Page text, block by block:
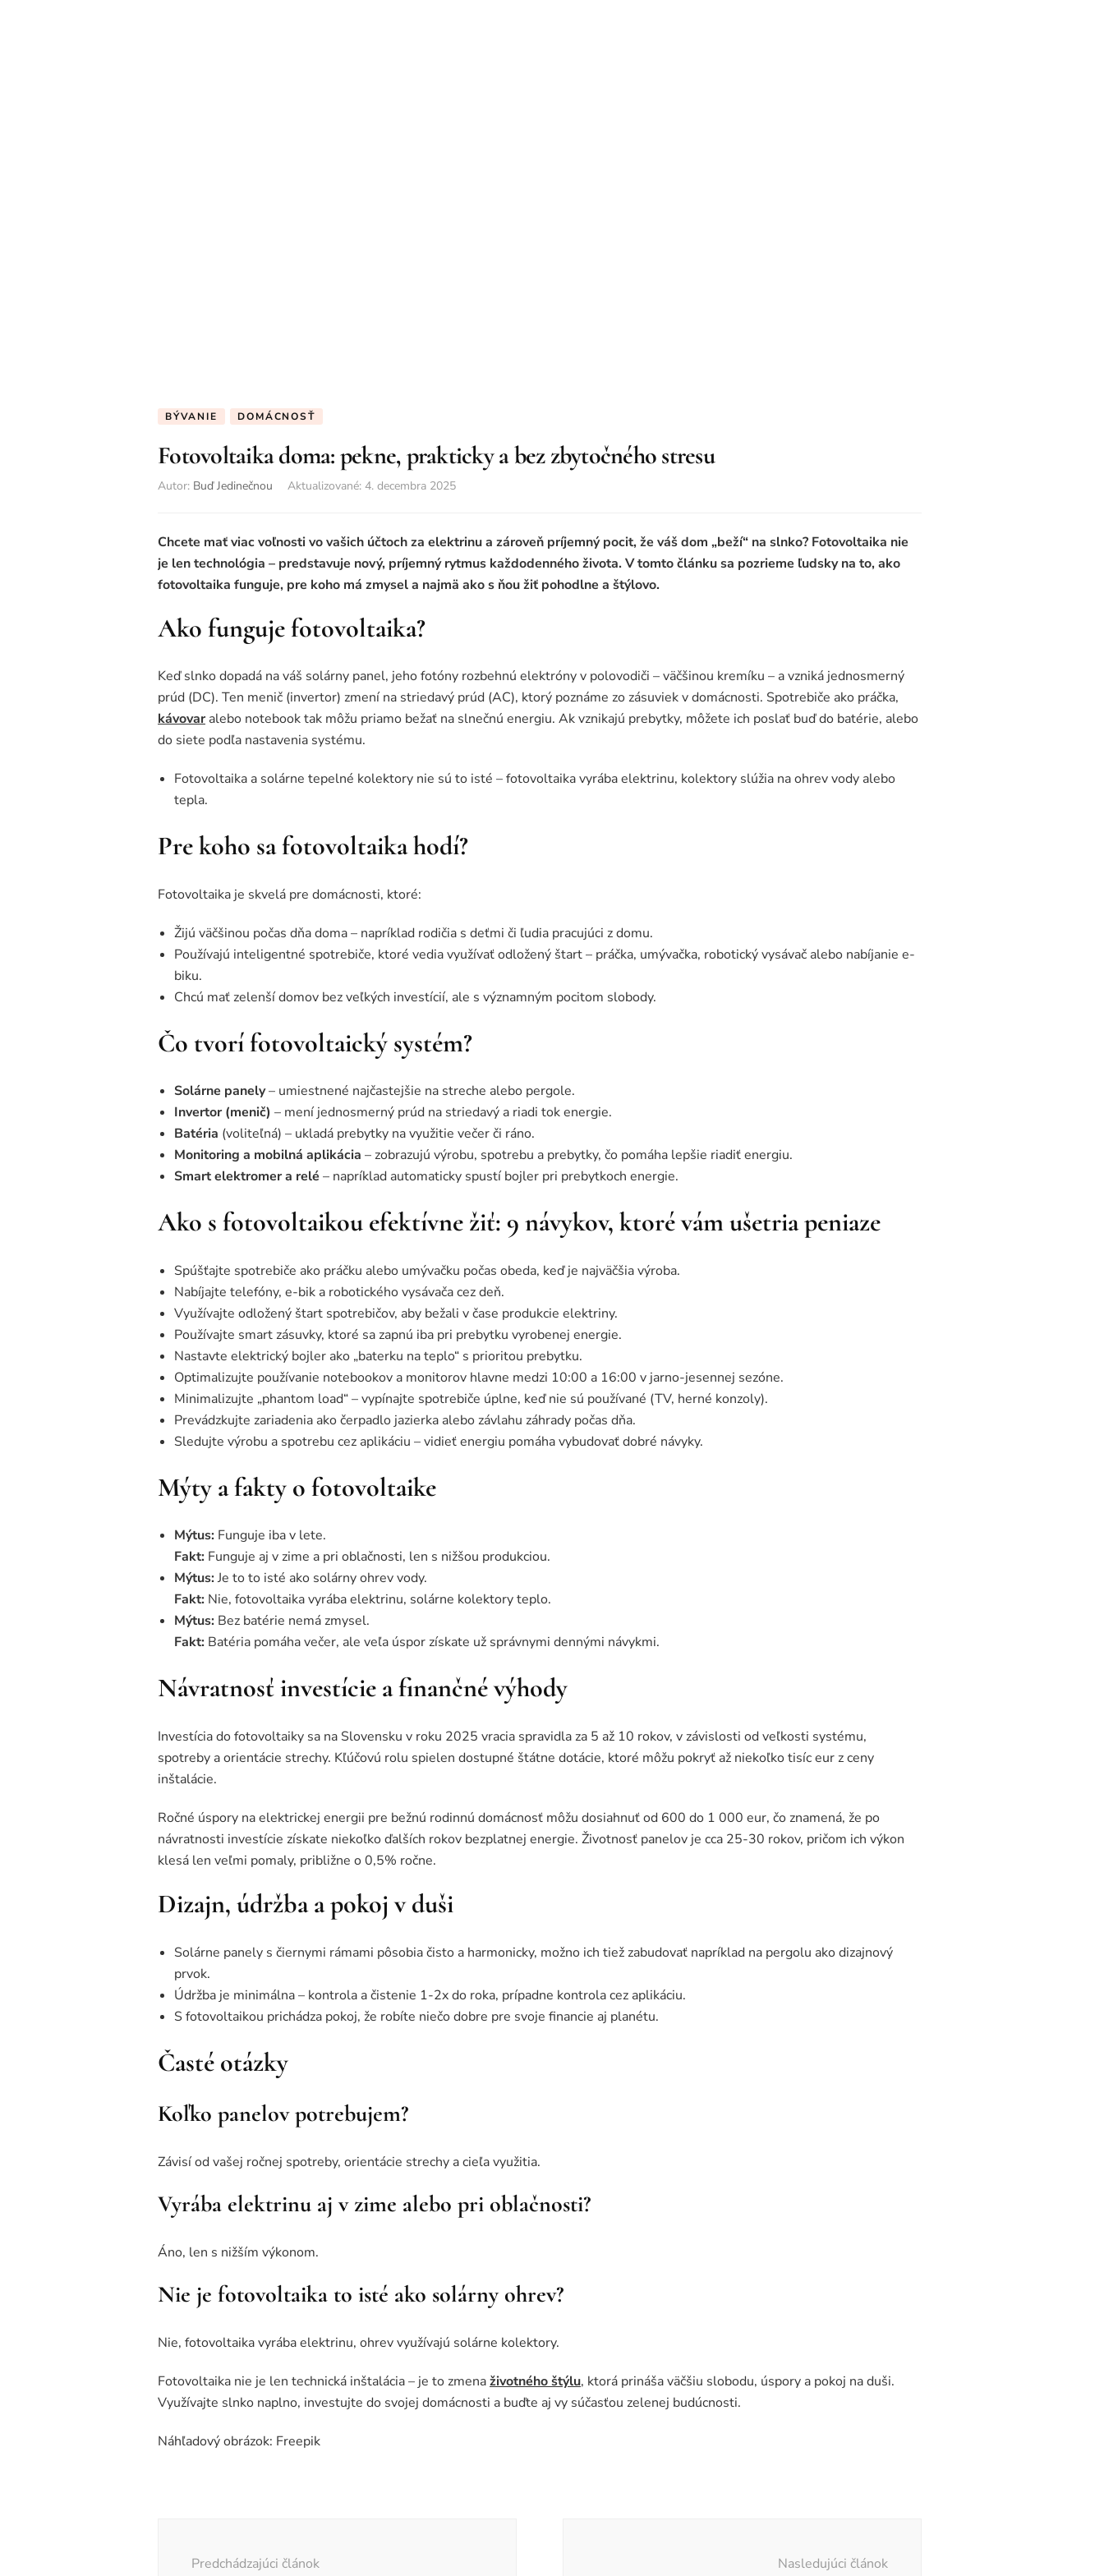
BÝVANIE DOMÁCNOSŤ
Fotovoltaika doma: pekne, prakticky a bez zbytočného stresu
Autor: Buď Jedinečnou Aktualizované: 4. decembra 2025
Chcete mať viac voľnosti vo vašich účtoch za elektrinu a zároveň príjemný pocit, že váš dom „beží“ na slnko? Fotovoltaika nie
je len technológia – predstavuje nový, príjemný rytmus každodenného života. V tomto článku sa pozrieme ľudsky na to, ako
fotovoltaika funguje, pre koho má zmysel a najmä ako s ňou žiť pohodlne a štýlovo.
Ako funguje fotovoltaika?
Keď slnko dopadá na váš solárny panel, jeho fotóny rozbehnú elektróny v polovodiči – väčšinou kremíku – a vzniká jednosmerný
prúd (DC). Ten menič (invertor) zmení na striedavý prúd (AC), ktorý poznáme zo zásuviek v domácnosti. Spotrebiče ako práčka,
kávovar alebo notebook tak môžu priamo bežať na slnečnú energiu. Ak vznikajú prebytky, môžete ich poslať buď do batérie, alebo
do siete podľa nastavenia systému.
Fotovoltaika a solárne tepelné kolektory nie sú to isté – fotovoltaika vyrába elektrinu, kolektory slúžia na ohrev vody alebo
tepla.
Pre koho sa fotovoltaika hodí?
Fotovoltaika je skvelá pre domácnosti, ktoré:
Žijú väčšinou počas dňa doma – napríklad rodičia s deťmi či ľudia pracujúci z domu.
Používajú inteligentné spotrebiče, ktoré vedia využívať odložený štart – práčka, umývačka, robotický vysávač alebo nabíjanie e-
biku.
Chcú mať zelenší domov bez veľkých investícií, ale s významným pocitom slobody.
Čo tvorí fotovoltaický systém?
Solárne panely– umiestnené najčastejšie na streche alebo pergole.
Invertor (menič) – mení jednosmerný prúd na striedavý a riadi tok energie.
Batéria (voliteľná) – ukladá prebytky na využitie večer či ráno.
Monitoring a mobilná aplikácia – zobrazujú výrobu, spotrebu a prebytky, čo pomáha lepšie riadiť energiu.
Smart elektromer a relé – napríklad automaticky spustí bojler pri prebytkoch energie.
Ako s fotovoltaikou efektívne žiť: 9 návykov, ktoré vám ušetria peniaze
Spúšťajte spotrebiče ako práčku alebo umývačku počas obeda, keď je najväčšia výroba.
Nabíjajte telefóny, e-bik a robotického vysávača cez deň.
Využívajte odložený štart spotrebičov, aby bežali v čase produkcie elektriny.
Používajte smart zásuvky, ktoré sa zapnú iba pri prebytku vyrobenej energie.
Nastavte elektrický bojler ako „baterku na teplo“ s prioritou prebytku.
Optimalizujte používanie notebookov a monitorov hlavne medzi 10:00 a 16:00 v jarno-jesennej sezóne.
Minimalizujte „phantom load“ – vypínajte spotrebiče úplne, keď nie sú používané (TV, herné konzoly).
Prevádzkujte zariadenia ako čerpadlo jazierka alebo závlahu záhrady počas dňa.
Sledujte výrobu a spotrebu cez aplikáciu – vidieť energiu pomáha vybudovať dobré návyky.
Mýty a fakty o fotovoltaike
Mýtus: Funguje iba v lete.
Fakt: Funguje aj v zime a pri oblačnosti, len s nižšou produkciou.
Mýtus:Je to to isté ako solárny ohrev vody.
Fakt: Nie, fotovoltaika vyrába elektrinu, solárne kolektory teplo.
Mýtus: Bez batérie nemá zmysel.
Fakt: Batéria pomáha večer, ale veľa úspor získate už správnymi dennými návykmi.
Návratnosť investície a finančné výhody
Investícia do fotovoltaiky sa na Slovensku v roku 2025 vracia spravidla za 5 až 10 rokov, v závislosti od veľkosti systému,
spotreby a orientácie strechy. Kľúčovú rolu spielen dostupné štátne dotácie, ktoré môžu pokryť až niekoľko tisíc eur z ceny
inštalácie.
Ročné úspory na elektrickej energii pre bežnú rodinnú domácnosť môžu dosiahnuť od 600 do 1 000 eur, čo znamená, že po
návratnosti investície získate niekoľko ďalších rokov bezplatnej energie. Životnosť panelov je cca 25-30 rokov, pričom ich výkon
klesá len veľmi pomaly, približne o 0,5% ročne.
Dizajn, údržba a pokoj v duši
Solárne panely s čiernymi rámami pôsobia čisto a harmonicky, možno ich tiež zabudovať napríklad na pergolu ako dizajnový
prvok.
Údržba je minimálna – kontrola a čistenie 1-2x do roka, prípadne kontrola cez aplikáciu.
S fotovoltaikou prichádza pokoj, že robíte niečo dobre pre svoje financie aj planétu.
Časté otázky
Koľko panelov potrebujem?
Závisí od vašej ročnej spotreby, orientácie strechy a cieľa využitia.
Vyrába elektrinu aj v zime alebo pri oblačnosti?
Áno, len s nižším výkonom.
Nie je fotovoltaika to isté ako solárny ohrev?
Nie, fotovoltaika vyrába elektrinu, ohrev využívajú solárne kolektory.
Fotovoltaika nie je len technická inštalácia – je to zmenaživotného štýlu, ktorá prináša väčšiu slobodu, úspory a pokoj na duši.
Využívajte slnko naplno, investujte do svojej domácnosti a buďte aj vy súčasťou zelenej budúcnosti.
Náhľadový obrázok: Freepik
článkuPredchádzajúci článok Nasledujúci článok